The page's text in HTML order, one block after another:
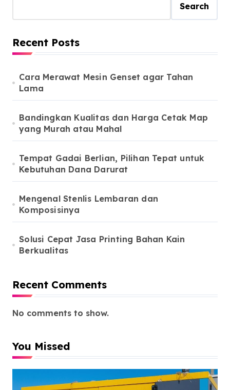
Search
Recent Posts
Cara Merawat Mesin Genset agar Tahan
Lama
Bandingkan Kualitas dan Harga Cetak Map
yang Murah atau Mahal
Tempat Gadai Berlian, Pilihan Tepat untuk
Kebutuhan Dana Darurat
Mengenal Stenlis Lembaran dan
Komposisinya
Solusi Cepat Jasa Printing Bahan Kain
Berkualitas
Recent Comments
No comments to show.
You Missed